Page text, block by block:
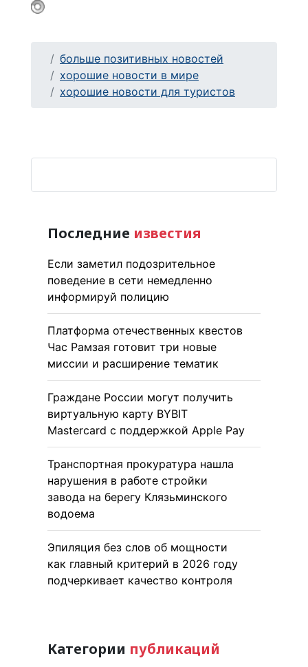
больше позитивных новостей
хорошие новости в мире
хорошие новости для туристов
Последние известия
Если заметил подозрительное
поведение в сети немедленно
информируй полицию
Платформа отечественных квестов
Час Рамзая готовит три новые
миссии и расширение тематик
Граждане России могут получить
виртуальную карту BYBIT
Mastercard с поддержкой Apple Pay
Транспортная прокуратура нашла
нарушения в работе стройки
завода на берегу Клязьминского
водоема
Эпиляция без слов об мощности
как главный критерий в 2026 году
подчеркивает качество контроля
Категории публикаций